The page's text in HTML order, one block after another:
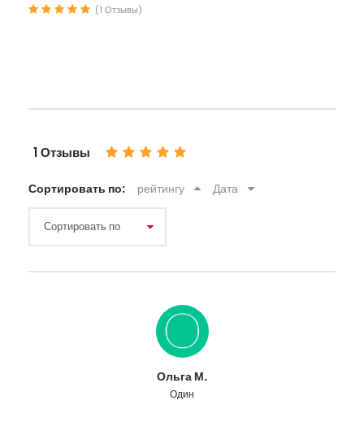
(1 Отзывы)
1 Отзывы
Сортировать по: рейтингу Дата
Ольга М.
Один